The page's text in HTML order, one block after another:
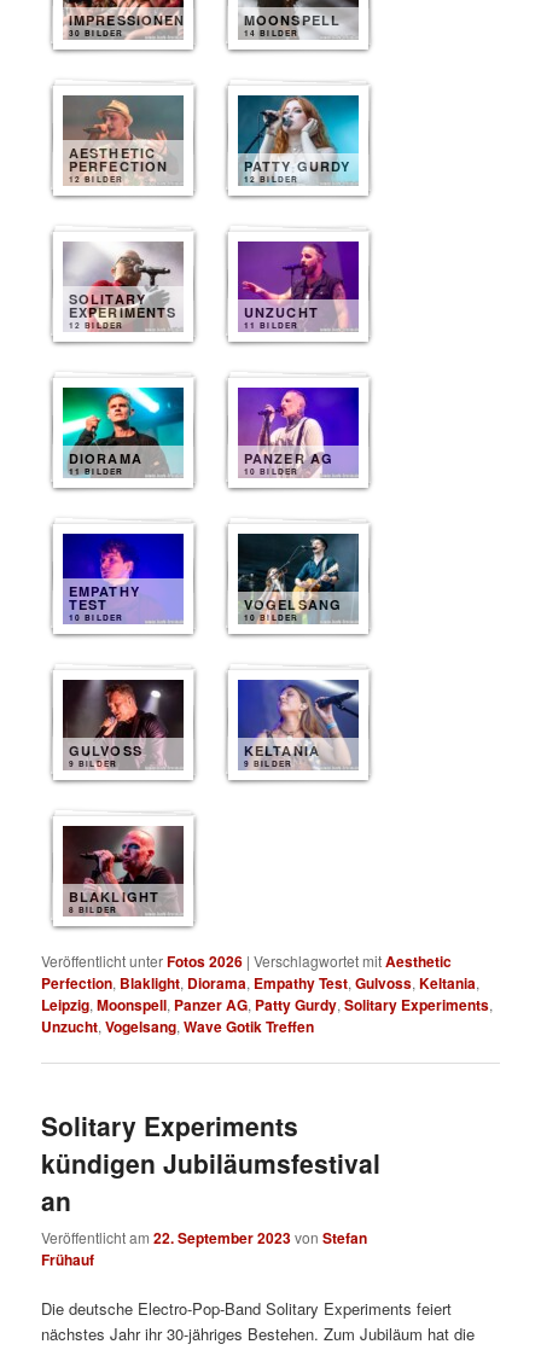
IMPRESSIONEN
30 BILDER
MOONSPELL
14 BILDER
AESTHETIC
PERFECTION
12 BILDER
PATTY GURDY
12 BILDER
SOLITARY
EXPERIMENTS
12 BILDER
UNZUCHT
11 BILDER
DIORAMA
11 BILDER
PANZER AG
10 BILDER
EMPATHY
TEST
10 BILDER
VOGELSANG
10 BILDER
GULVOSS
9 BILDER
KELTANIA
9 BILDER
BLAKLIGHT
8 BILDER
Veröffentlicht unterFotos 2026 |Verschlagwortet mitAesthetic
Perfection, Blaklight, Diorama, Empathy Test,Gulvoss,Keltania,
Leipzig,Moonspell, Panzer AG, Patty Gurdy,Solitary Experiments,
Unzucht,Vogelsang,Wave Gotik Treffen
Solitary Experiments
kündigen Jubiläumsfestival
an
Veröffentlicht am22. September 2023vonStefan
Frühauf
Die deutsche Electro-Pop-Band Solitary Experiments feiert
nächstes Jahr ihr 30-jähriges Bestehen. Zum Jubiläum hat die